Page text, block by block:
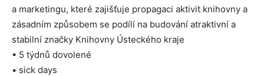
a marketingu, které zajišťuje propagaci aktivit knihovny a
zásadním způsobem se podílí na budování atraktivní a
stabilní značky Knihovny Ústeckého kraje
• 5 týdnů dovolené
• sick days